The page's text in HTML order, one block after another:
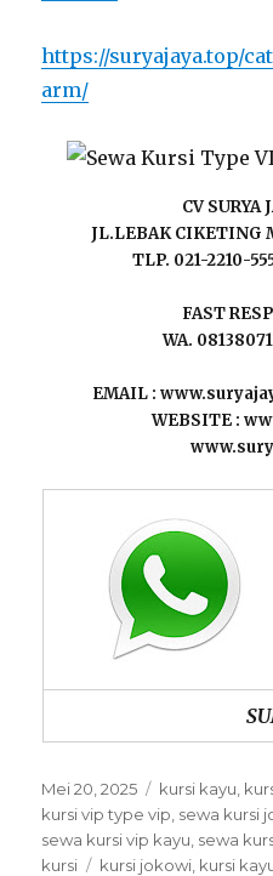
https://suryajaya.top/
arm/
CV SURYA
JL.LEBAK CIKETING
TLP. 021-2210-
FAST
WA.
EMAIL :
WEBSITE :
Posted
on
Mei 20, 2025 Categories
kursi kayu
kursi vip type vip sewa kursi
sewa kursi vip kayu sewa
kursi
Tags
kursi jokowi kursi